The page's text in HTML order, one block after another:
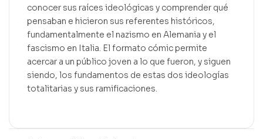
conocer sus raíces ideológicas y comprender qué
pensaban e hicieron sus referentes históricos,
fundamentalmente el nazismo en Alemania y el
fascismo en Italia. El formato cómic permite
acercar a un público joven a lo que fueron, y siguen
siendo, los fundamentos de estas dos ideologías
totalitarias y sus ramificaciones.